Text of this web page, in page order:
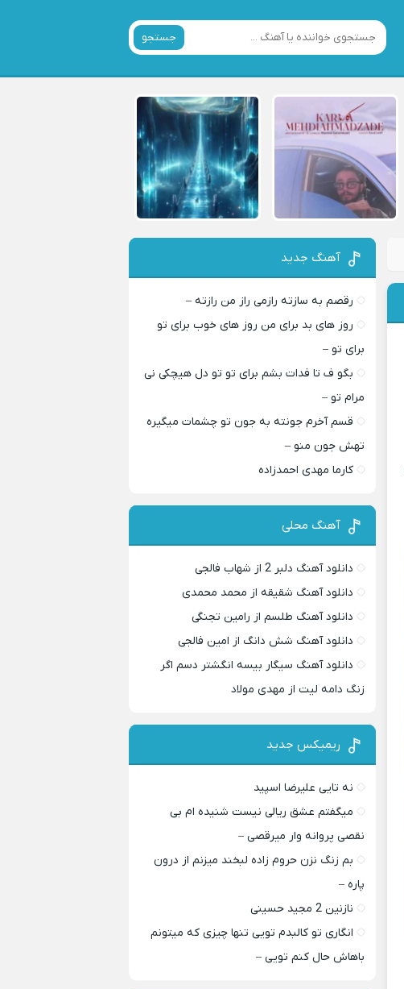
جستجو
آهنگ جدید
رقصم به سازته رازمی راز من رازته –
روز های بد برای من روز های خوب برای تو
برای تو –
بگو ف تا فدات بشم برای تو تو دل هیچکی نی
مرام تو –
قسم آخرم جونته به جون تو چشمات میگیره
تهش جون منو –
کارما مهدی احمدزاده
آهنگ محلی
دانلود آهنگ دلبر 2 از شهاب فالجی
دانلود آهنگ شقیقه از محمد محمدی
دانلود آهنگ طلسم از رامین تجنگی
دانلود آهنگ شش دانگ از امین فالجی
دانلود آهنگ سیگار بیسه انگشتر دسم اگر
زنگ دامه لیت از مهدی مولاد
ریمیکس جدید
نه تایی علیرضا اسپید
میگفتم عشق ریالی نیست شنیده ام بی
نقصی پروانه وار میرقصی –
بم زنگ نزن حروم زاده لبخند میزنم از درون
پاره –
نازنین 2 مجید حسینی
انگاری تو کالبدم تویی تنها چیزی که میتونم
باهاش حال کنم تویی –